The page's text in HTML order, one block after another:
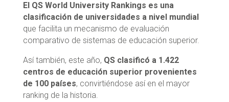
El QS World University Rankings es una
clasificación de universidades a nivel mundial
que facilita un mecanismo de evaluación
comparativo de sistemas de educación superior.
Así también, este año, QS clasificó a 1.422
centros de educación superior provenientes
de 100 países, convirtiéndose así en el mayor
ranking de la historia.